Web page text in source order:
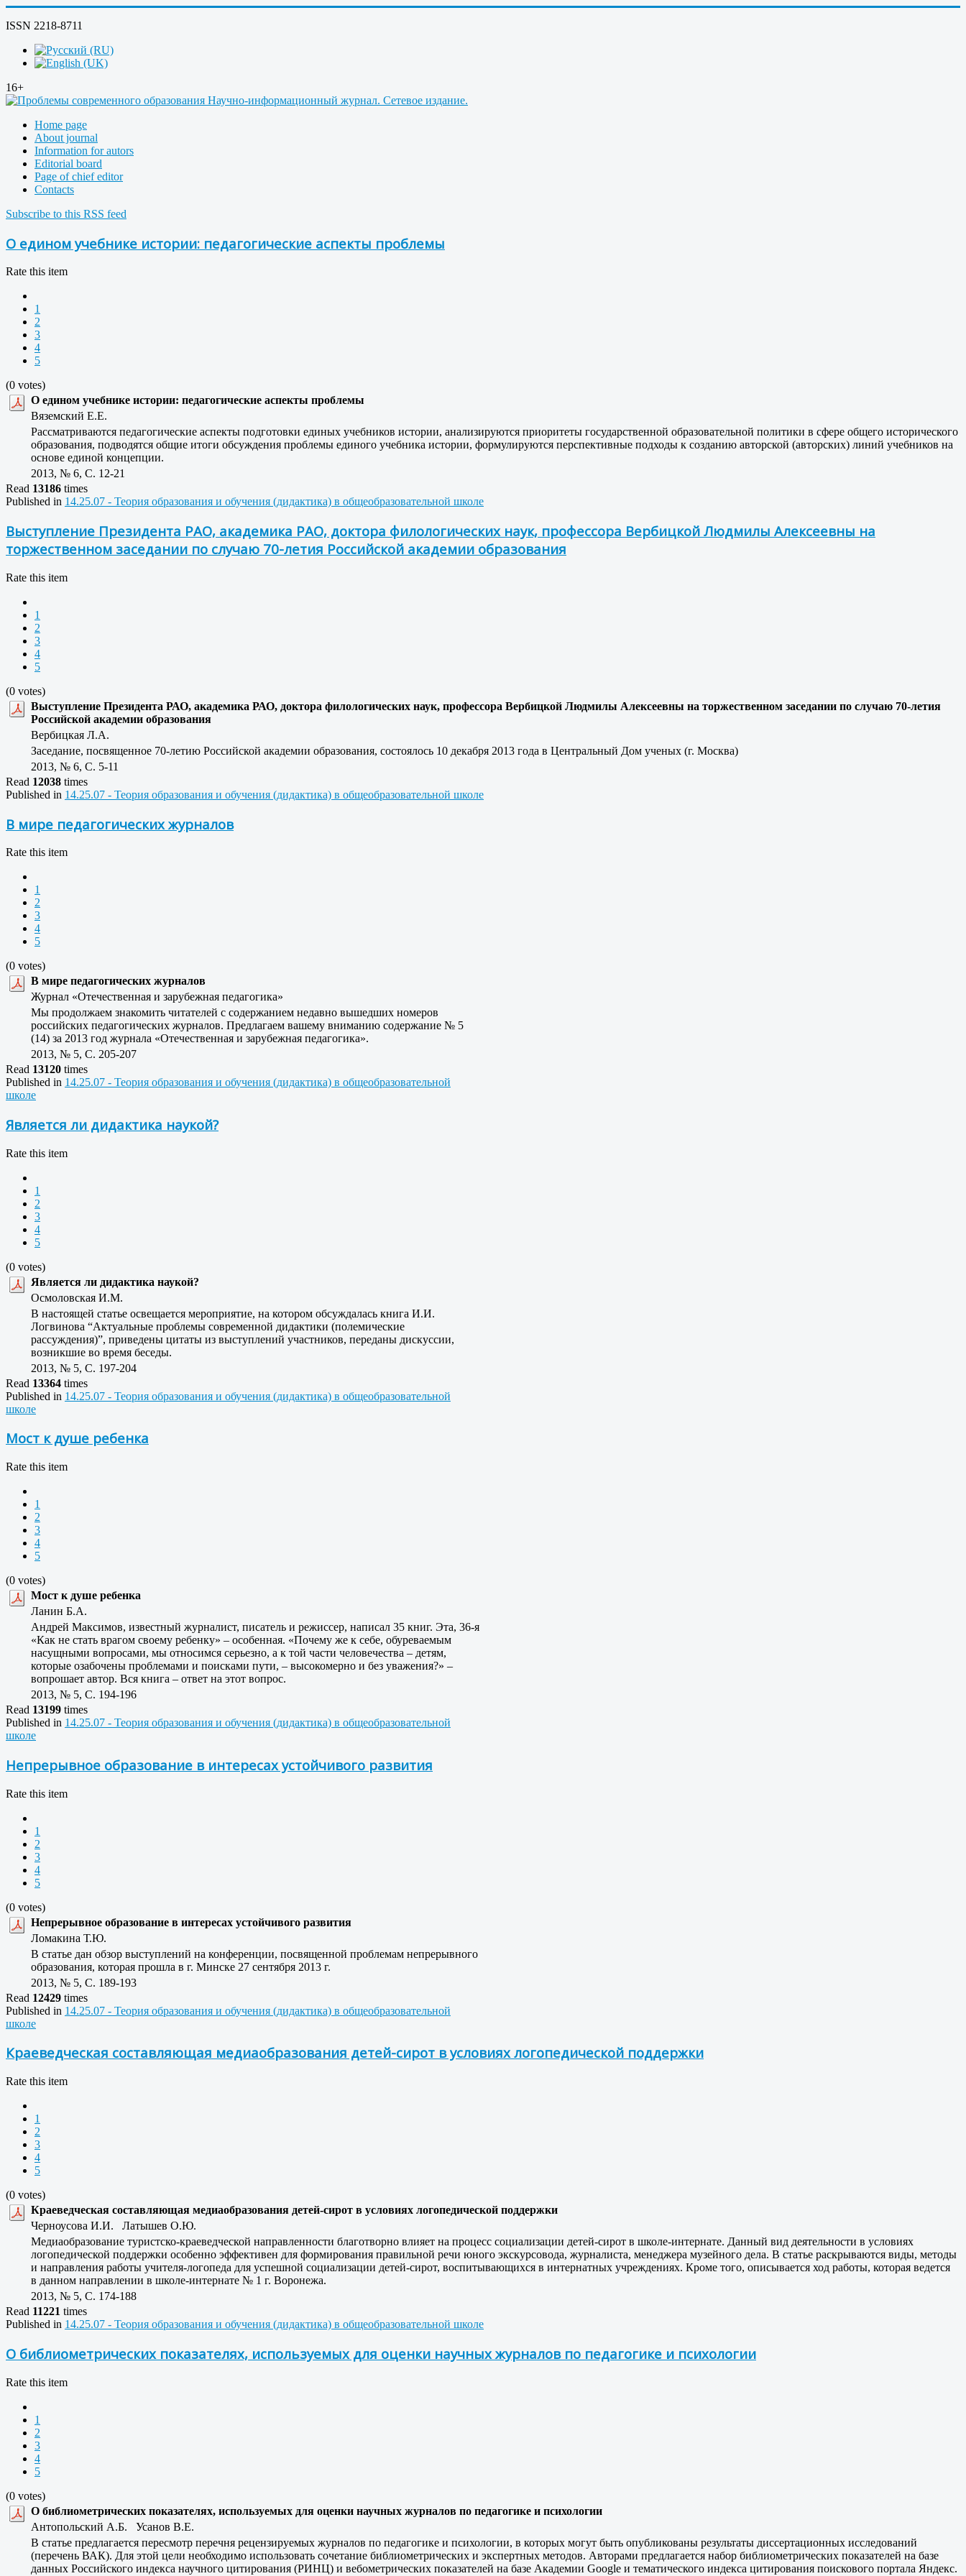
ISSN 2218-8711
16+
Home page
About journal
Information for autors
Editorial board
Page of chief editor
Contacts
Subscribe to this RSS feed
О едином учебнике истории: педагогические аспекты проблемы
Rate this item
1
2
3
4
5
(0 votes)
О едином учебнике истории: педагогические аспекты проблемы
Вяземский Е.Е.
Рассматриваются педагогические аспекты подготовки единых учебников истории, анализируются приоритеты государственной образовательной политики в сфере общего исторического
образования, подводятся общие итоги обсуждения проблемы единого учебника истории, формулируются перспективные подходы к созданию авторской (авторских) линий учебников на
основе единой концепции.
2013, № 6, C. 12-21
Read 13186 times
Published in 14.25.07 - Теория образования и обучения (дидактика) в общеобразовательной школе
Выступление Президента РАО, академика РАО, доктора филологических наук, профессора Вербицкой Людмилы Алексеевны на
торжественном заседании по случаю 70-летия Российской академии образования
Rate this item
1
2
3
4
5
(0 votes)
Выступление Президента РАО, академика РАО, доктора филологических наук, профессора Вербицкой Людмилы Алексеевны на торжественном заседании по случаю 70-летия
Российской академии образования
Вербицкая Л.А.
Заседание, посвященное 70-летию Российской академии образования, состоялось 10 декабря 2013 года в Центральный Дом ученых (г. Москва)
2013, № 6, C. 5-11
Read 12038 times
Published in 14.25.07 - Теория образования и обучения (дидактика) в общеобразовательной школе
В мире педагогических журналов
Rate this item
1
2
3
4
5
(0 votes)
В мире педагогических журналов
Журнал «Отечественная и зарубежная педагогика»
Мы продолжаем знакомить читателей с содержанием недавно вышедших номеров
российских педагогических журналов. Предлагаем вашему вниманию содержание № 5
(14) за 2013 год журнала «Отечественная и зарубежная педагогика».
2013, № 5, C. 205-207
Read 13120 times
Published in 14.25.07 - Теория образования и обучения (дидактика) в общеобразовательной
школе
Является ли дидактика наукой?
Rate this item
1
2
3
4
5
(0 votes)
Является ли дидактика наукой?
Осмоловская И.М.
В настоящей статье освещается мероприятие, на котором обсуждалась книга И.И.
Логвинова “Актуальные проблемы современной дидактики (полемические
рассуждения)”, приведены цитаты из выступлений участников, переданы дискуссии,
возникшие во время беседы.
2013, № 5, C. 197-204
Read 13364 times
Published in 14.25.07 - Теория образования и обучения (дидактика) в общеобразовательной
школе
Мост к душе ребенка
Rate this item
1
2
3
4
5
(0 votes)
Мост к душе ребенка
Ланин Б.А.
Андрей Максимов, известный журналист, писатель и режиссер, написал 35 книг. Эта, 36-я
«Как не стать врагом своему ребенку» – особенная. «Почему же к себе, обуреваемым
насущными вопросами, мы относимся серьезно, а к той части человечества – детям,
которые озабочены проблемами и поисками пути, – высокомерно и без уважения?» –
вопрошает автор. Вся книга – ответ на этот вопрос.
2013, № 5, C. 194-196
Read 13199 times
Published in 14.25.07 - Теория образования и обучения (дидактика) в общеобразовательной
школе
Непрерывное образование в интересах устойчивого развития
Rate this item
1
2
3
4
5
(0 votes)
Непрерывное образование в интересах устойчивого развития
Ломакина Т.Ю.
В статье дан обзор выступлений на конференции, посвященной проблемам непрерывного
образования, которая прошла в г. Минске 27 сентября 2013 г.
2013, № 5, C. 189-193
Read 12429 times
Published in 14.25.07 - Теория образования и обучения (дидактика) в общеобразовательной
школе
Краеведческая составляющая медиаобразования детей-сирот в условиях логопедической поддержки
Rate this item
1
2
3
4
5
(0 votes)
Краеведческая составляющая медиаобразования детей-сирот в условиях логопедической поддержки
Черноусова И.И. Латышев О.Ю.
Медиаобразование туристско-краеведческой направленности благотворно влияет на процесс социализации детей-сирот в школе-интернате. Данный вид деятельности в условиях
логопедической поддержки особенно эффективен для формирования правильной речи юного экскурсовода, журналиста, менеджера музейного дела. В статье раскрываются виды, методы
и направления работы учителя-логопеда для успешной социализации детей-сирот, воспитывающихся в интернатных учреждениях. Кроме того, описывается ход работы, которая ведется
в данном направлении в школе-интернате № 1 г. Воронежа.
2013, № 5, C. 174-188
Read 11221 times
Published in 14.25.07 - Теория образования и обучения (дидактика) в общеобразовательной школе
О библиометрических показателях, используемых для оценки научных журналов по педагогике и психологии
Rate this item
1
2
3
4
5
(0 votes)
О библиометрических показателях, используемых для оценки научных журналов по педагогике и психологии
Антопольский А.Б. Усанов В.Е.
В статье предлагается пересмотр перечня рецензируемых журналов по педагогике и психологии, в которых могут быть опубликованы результаты диссертационных исследований
(перечень ВАК). Для этой цели необходимо использовать сочетание библиометрических и экспертных методов. Авторами предлагается набор библиометрических показателей на базе
данных Российского индекса научного цитирования (РИНЦ) и вебометрических показателей на базе Академии Google и тематического индекса цитирования поискового портала Яндекс.